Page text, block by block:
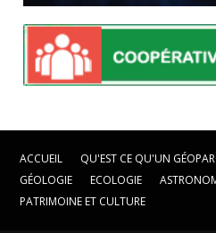
ACCUEIL QU'EST CE QU'UN
GÉOLOGIE
ECOLOGIE
PATRIMOINE ET CULTURE